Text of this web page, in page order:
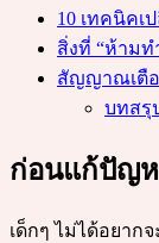
10 เทคนิคเ
สิ่งที่ “ห้ามท
สัญญาณเตื
บทสรุ
ก่อนแก้ปัญห
เด็กๆ ไม่ได้อยา